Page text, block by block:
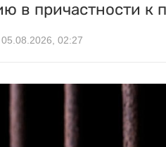
в причастности к
05.08.2026, 02:27